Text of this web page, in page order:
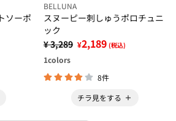
ソーポ
BELLUNA
スヌーピー刺しゅうポロチュニ
ック
¥ 3,289 ¥2,189 (税込)
1colors
8件
チラ見をする